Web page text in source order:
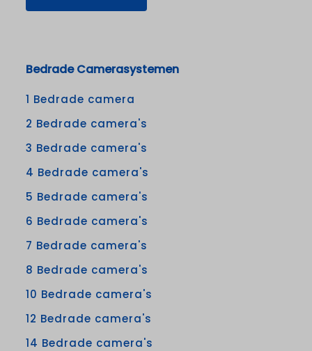
Bedrade Camerasystemen
1 Bedrade camera
2 Bedrade camera's
3 Bedrade camera's
4 Bedrade camera's
5 Bedrade camera's
6 Bedrade camera's
7 Bedrade camera's
8 Bedrade camera's
10 Bedrade camera's
12 Bedrade camera's
14 Bedrade camera's